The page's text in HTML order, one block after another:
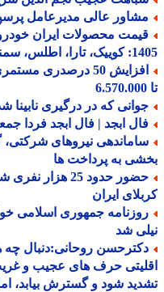
عالی مدیرعامل
ساینا و... چند؟ +جدول
که در درگیری نابینا
ابجد | فال ابجد فردا جمعه 16 مرداد ماه 1405
نیروهای شرکتی،
به پرداخت ها
حضور حدود 25 هزار
ایران
جمهوری اسلامی
شد
روحانی:دنبال چه
حرف های عجیب و غریب
شود و گسترش بیابد،